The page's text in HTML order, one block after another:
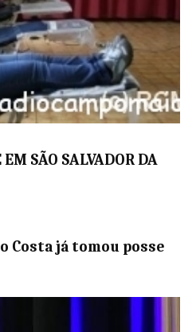
SÃO SALVADOR DA
Costa já tomou posse